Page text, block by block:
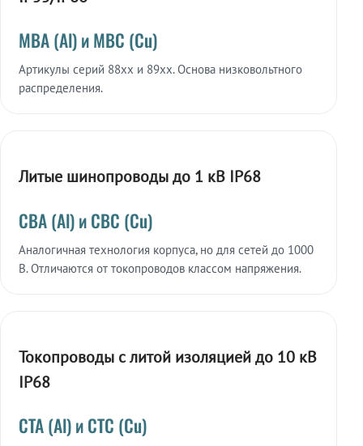
МВА (Al) и МВС (Cu)
Артикулы серий 88xx и 89xx. Основа низковольтного
распределения.
Литые шинопроводы до 1 кВ IP68
СВА (Al) и СВС (Cu)
Аналогичная технология корпуса, но для сетей до 1000
В. Отличаются от токопроводов классом напряжения.
Токопроводы с литой изоляцией до 10 кВ
IP68
СТА (Al) и СТС (Cu)